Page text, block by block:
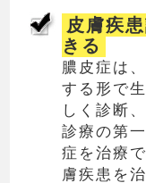
皮膚疾
きる
膿皮症は
する形で
しく診断
診療の第
症を治療
膚疾患を